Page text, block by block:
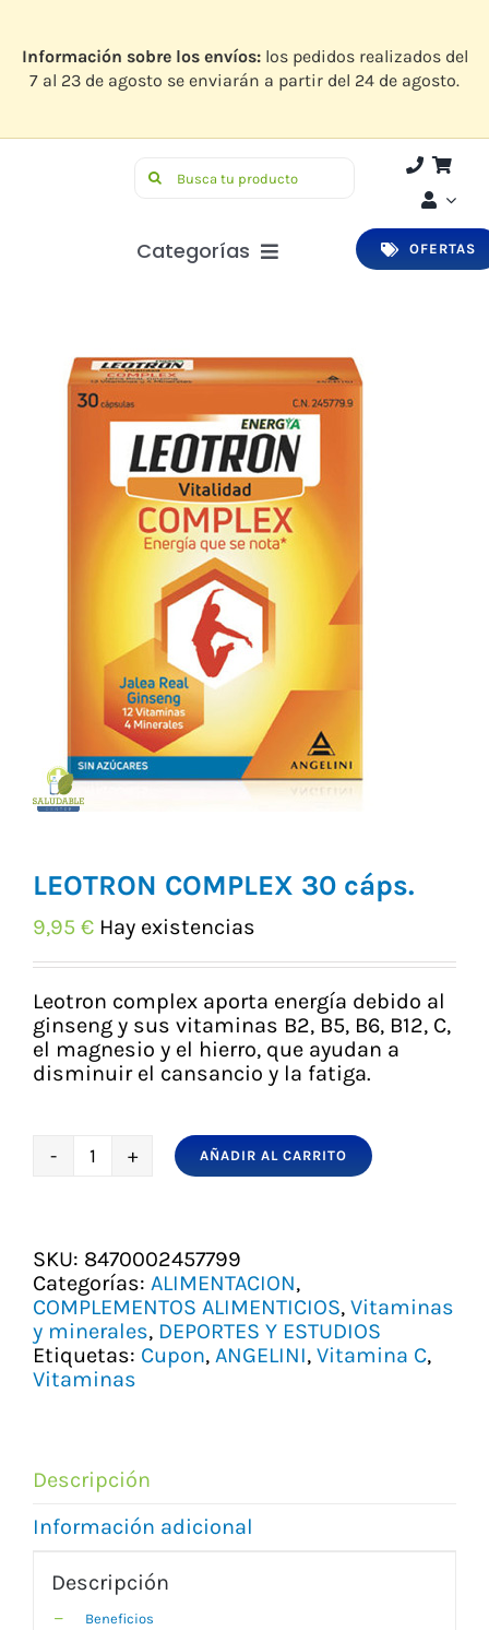
contenido
Información sobre los envíos:los pedidos realizados del
7 al 23 de agosto se enviarán a partir del 24 de agosto.
Buscar:
Categorías
Higiene y Belleza
Infantil
Vitaminas y Suplementos
Alimentación
OFERTAS
LEOTRON COMPLEX 30 cáps.
9,95 € Hay existencias
Leotron complex aporta energía debido al
ginseng y sus vitaminas B2, B5, B6, B12, C,
el magnesio y el hierro, que ayudan a
disminuir el cansancio y la fatiga.
LEOTRON
cantidad
AÑADIR AL CARRITO
SKU: 8470002457799
Categorías: ALIMENTACION,
COMPLEMENTOS ALIMENTICIOS, Vitaminas
y minerales, DEPORTES Y ESTUDIOS
Etiquetas: Cupon, ANGELINI, Vitamina C,
Vitaminas
Descripción
Información adicional
Descripción
Beneficios